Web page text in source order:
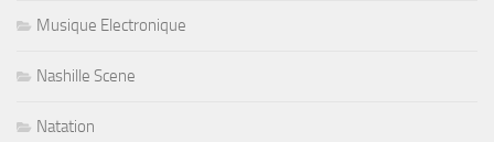
Musique Electronique
Nashille Scene
Natation